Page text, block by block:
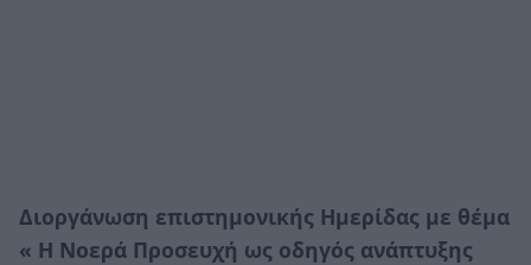
Διοργάνωση επιστημονικής Ημερίδας με θέμα
« Η Νοερά Προσευχή ως οδηγός ανάπτυξης